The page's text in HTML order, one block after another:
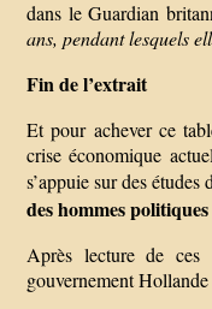
dans le Guardian
ans, pendant lesquels
Fin de l’extrait
Et pour achever ce
crise économique
s’appuie sur des
des hommes
Après lecture de
gouvernement